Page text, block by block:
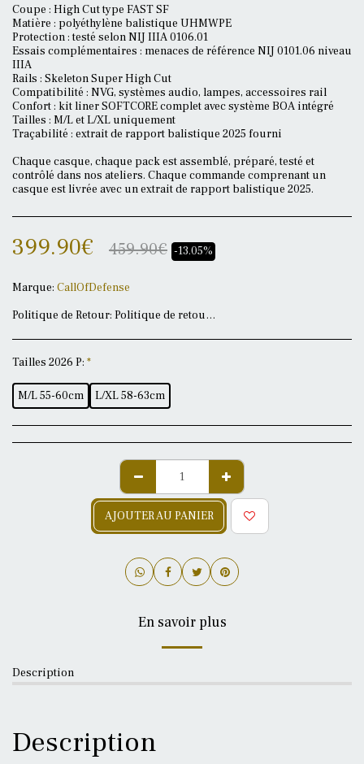
Coupe : High Cut type FAST SF
Matière : polyéthylène balistique UHMWPE
Protection : testé selon NIJ IIIA 0106.01
Essais complémentaires : menaces de référence NIJ 0101.06 niveau
IIIA
Rails : Skeleton Super High Cut
Compatibilité : NVG, systèmes audio, lampes, accessoires rail
Confort : kit liner SOFTCORE complet avec système BOA intégré
Tailles : M/L et L/XL uniquement
Traçabilité : extrait de rapport balistique 2025 fourni
Chaque casque, chaque pack est assemblé, préparé, testé et
contrôlé dans nos ateliers. Chaque commande comprenant un
casque est livrée avec un extrait de rapport balistique 2025.
399.90€ 459.90€ -13.05%
Marque: CallOfDefense
Politique de Retour: Politique de retours Dernière mise à jour : 17 mai 2026 Chez CallOfDefense, chaque produit est préparé avec soin, parfois sur commande, en quantité limitée ou selon une configuration spécifique demandée par le client. Nos équipements peuvent concerner des produits sensibles : protection balistique, équipements tactiques, accessoires de casque, plaques, packs personnalisés ou articles préparés à la demande. Pour cette raison, les retours sont encadrés afin de préserver la sécurité, la traçabilité et l’intégrité des produits. Droit de rétractation Conformément au droit applicable aux achats à distance, le consommateur dispose en principe d’un délai légal de 14 jours pour exercer son droit de rétractation à compter de la réception du produit, sauf exceptions prévues par la loi. Certains produits ne peuvent toutefois pas faire l’objet d’une rétractation lorsqu’ils sont fabriqués sur mesure, personnalisés, préparés selon une demande spécifique du client ou lorsqu’ils entrent dans une exception prévue par la réglementation applicable. Les biens personnalisés ou sur mesure font notamment partie des exceptions au droit de rétractation. Lorsqu’un produit est concerné par une exception au droit de rétractation, cette information est indiquée ou précisée avant validation de la commande lorsque cela est applicable. Produits personnalisés, préparés ou configurés à la demande Les produits suivants peuvent être exclus du droit de rétractation lorsqu’ils sont réalisés, modifiés, préparés ou configurés selon la demande du client : produits fabriqués sur mesure produits personnalisés packs composés selon demande spécifique équipements préparés ou ajustés à la demande articles commandés spécialement pour le client produits faisant l’objet d’une configuration particulière validée avant commande Dans ces cas, la vente peut être considérée comme définitive après validation de la commande, sous réserve des garanties légales applicables. Produits sensibles et traçabilité Certains équipements proposés par CallOfDefense nécessitent une traçabilité stricte et un contrôle rigoureux. Les plaques balistiques, casques balistiques, accessoires de protection et équipements tactiques peuvent présenter des contraintes particulières liées à leur destination, leur usage, leur manipulation ou leur état après réception. Pour des raisons de sécurité et de traçabilité, tout retour doit donc être validé par écrit avant renvoi. Produit non conforme ou défaut avéré Si un article présente un défaut avéré, une erreur de préparation ou une non-conformité manifeste, contactez-nous dans les meilleurs délais après réception de la commande. Merci de nous transmettre : une description précise du problème des photos claires de l’article concerné des photos de l’emballage si nécessaire votre numéro de commande Contact : callofdefense@gmail.com Après analyse, nous vous indiquerons la procédure adaptée : remplacement, réparation, échange, avoir ou remboursement selon le cas et selon les garanties légales applicables. Retour uniquement après accord préalable Aucun produit ne doit être renvoyé sans accord écrit préalable de CallOfDefense. Tout colis retourné sans autorisation préalable pourra être refusé ou retourné à l’expéditeur à ses frais. Avant tout retour, contactez-nous afin d’obtenir une validation écrite et les instructions de renvoi. Recommandation avant commande Nous recommandons aux clients de nous contacter avant achat pour toute question technique, doute de compatibilité, besoin opérationnel, pack personnalisé ou configuration spécifique. Notre objectif est de valider en amont la solution la plus cohérente avec votre besoin, afin d’éviter toute erreur de configuration ou déception à réception. Garanties légales Cette politique de retours ne limite pas les garanties légales applicables, notamment en cas de défaut de conformité ou de vice caché. Les demandes sont étudiées au cas par cas, selon la nature du produit, son état, sa configuration, les informations fournies par le client et le cadre légal applicable.
Tailles 2026 P: *
M/L 55-60cm L/XL 58-63cm
AJOUTER AU PANIER
En savoir plus
Description
Description